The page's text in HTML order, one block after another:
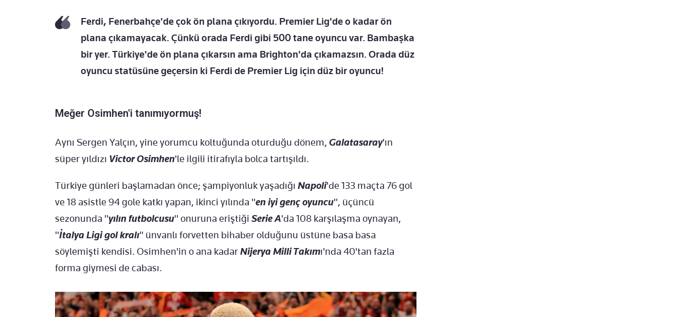
Ferdi, Fenerbahçe'de çok ön plana çıkıyordu. Premier Lig'de o kadar ön
plana çıkamayacak. Çünkü orada Ferdi gibi 500 tane oyuncu var. Bambaşka
bir yer. Türkiye'de ön plana çıkarsın ama Brighton'da çıkamazsın. Orada düz
oyuncu statüsüne geçersin ki Ferdi de Premier Lig için düz bir oyuncu!
Meğer Osimhen'i tanımıyormuş!
Aynı Sergen Yalçın, yine yorumcu koltuğunda oturduğu dönem, Galatasaray'ın
süper yıldızı Victor Osimhen'le ilgili itirafıyla bolca tartışıldı.
Türkiye günleri başlamadan önce; şampiyonluk yaşadığı Napoli'de 133 maçta 76 gol
ve 18 asistle 94 gole katkı yapan, ikinci yılında "en iyi genç oyuncu", üçüncü
sezonunda "yılın futbolcusu" onuruna eriştiği Serie A'da 108 karşılaşma oynayan,
"İtalya Ligi gol kralı" ünvanlı forvetten bihaber olduğunu üstüne basa basa
söylemişti kendisi. Osimhen'in o ana kadarNijerya Milli Takımı'nda 40'tan fazla
forma giymesi de cabası.